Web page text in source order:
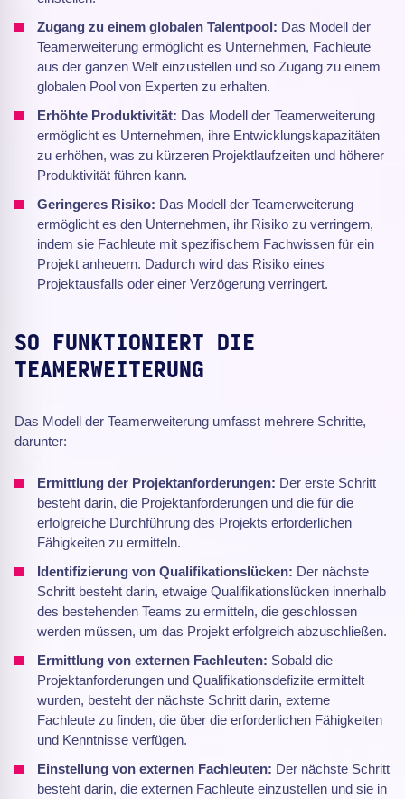
Zugang zu einem globalen Talentpool: Das Modell der
Teamerweiterung ermöglicht es Unternehmen, Fachleute
aus der ganzen Welt einzustellen und so Zugang zu einem
globalen Pool von Experten zu erhalten.
Erhöhte Produktivität: Das Modell der Teamerweiterung
ermöglicht es Unternehmen, ihre Entwicklungskapazitäten
zu erhöhen, was zu kürzeren Projektlaufzeiten und höherer
Produktivität führen kann.
Geringeres Risiko: Das Modell der Teamerweiterung
ermöglicht es den Unternehmen, ihr Risiko zu verringern,
indem sie Fachleute mit spezifischem Fachwissen für ein
Projekt anheuern. Dadurch wird das Risiko eines
Projektausfalls oder einer Verzögerung verringert.
SO FUNKTIONIERT DIE
TEAMERWEITERUNG
Das Modell der Teamerweiterung umfasst mehrere Schritte,
darunter:
Ermittlung der Projektanforderungen: Der erste Schritt
besteht darin, die Projektanforderungen und die für die
erfolgreiche Durchführung des Projekts erforderlichen
Fähigkeiten zu ermitteln.
Identifizierung von Qualifikationslücken: Der nächste
Schritt besteht darin, etwaige Qualifikationslücken innerhalb
des bestehenden Teams zu ermitteln, die geschlossen
werden müssen, um das Projekt erfolgreich abzuschließen.
Ermittlung von externen Fachleuten: Sobald die
Projektanforderungen und Qualifikationsdefizite ermittelt
wurden, besteht der nächste Schritt darin, externe
Fachleute zu finden, die über die erforderlichen Fähigkeiten
und Kenntnisse verfügen.
Einstellung von externen Fachleuten: Der nächste Schritt
besteht darin, die externen Fachleute einzustellen und sie in